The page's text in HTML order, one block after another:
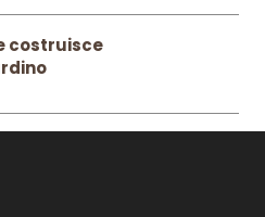
costruisce